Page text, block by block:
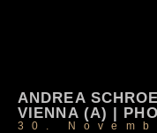
ANDREA
VIENNA (A) |
30.